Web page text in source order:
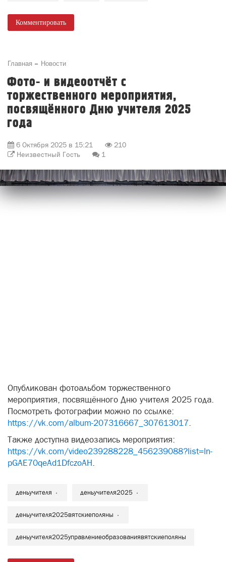
Комментировать
Главная Новости
Фото- и видеоотчёт с
торжественного мероприятия,
посвящённого Дню учителя 2025
года
6 Октября 2025 в 15:21
210
Неизвестный Гость
1
Также доступна видеозапись мероприятия:
https://vk.com/video239288228_456239088?list=ln-
pGAE70qeAd1DfczoAH.
деньучителя деньучителя2025
деньучителя2025вятскиеполяны
Комментировать
Главная Новости